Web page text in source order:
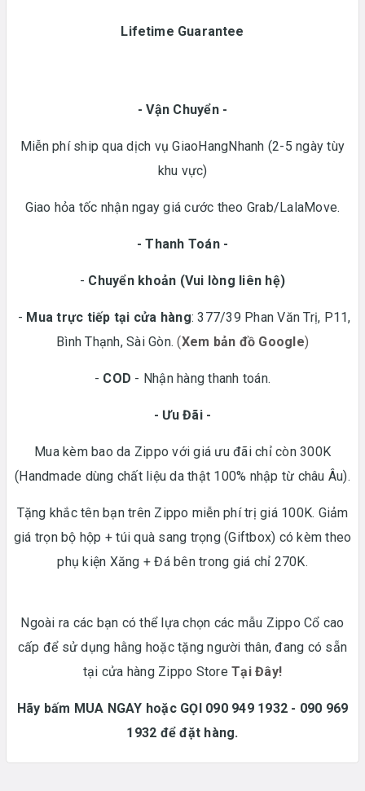
Lifetime Guarantee
- Vận Chuyển -
Miễn phí ship qua dịch vụ GiaoHangNhanh (2-5 ngày tùy
khu vực)
Giao hỏa tốc nhận ngay giá cước theo Grab/LalaMove.
- Thanh Toán -
- Chuyển khoản (Vui lòng liên hệ)
- Mua trực tiếp tại cửa hàng: 377/39 Phan Văn Trị, P11,
Bình Thạnh, Sài Gòn. (Xem bản đồ Google)
- COD - Nhận hàng thanh toán.
- Ưu Đãi -
Mua kèm bao da Zippo với giá ưu đãi chỉ còn 300K
(Handmade dùng chất liệu da thật 100% nhập từ châu Âu).
Tặng khắc tên bạn trên Zippo miễn phí trị giá 100K. Giảm
giá trọn bộ hộp + túi quà sang trọng (Giftbox) có kèm theo
phụ kiện Xăng + Đá bên trong giá chỉ 270K.
Ngoài ra các bạn có thể lựa chọn các mẫu Zippo Cổ cao
cấp để sử dụng hằng hoặc tặng người thân, đang có sẵn
tại cửa hàng Zippo StoreTại Đây!
Hãy bấm MUA NGAY hoặc GỌI 090 949 1932 - 090 969
1932 để đặt hàng.